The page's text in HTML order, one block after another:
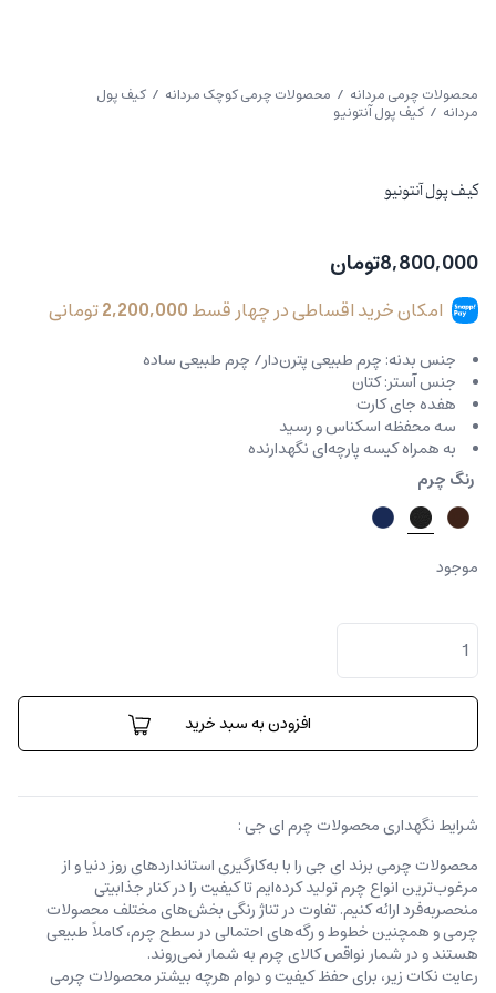
محصولات چرمی مردانه / محصولات چرمی کوچک مردانه / کیف پول
مردانه / کیف پول آنتونیو
کیف پول آنتونیو
8,800,000تومان
امکان خرید اقساطی در چهار قسط2,200,000تومانی
جنس بدنه: چرم طبیعی پترن‌دار/ چرم طبیعی ساده
جنس آستر: کتان
هفده جای کارت
سه محفظه اسکناس و رسید
به همراه کیسه پارچه‌ای نگهدارنده
رنگ چرم
موجود
کیف
پول
آنتونیو
عدد
افزودن به سبد خرید
شرایط نگهداری محصولات چرم ای جی :
محصولات چرمی برند ای جی را با به‌کارگیری استانداردهای روز دنیا و از
مرغوب‌ترین انواع چرم تولید کرده‌ایم تا کیفیت را در کنار جذابیتی
منحصربه‌فرد ارائه کنیم. تفاوت در تناژ رنگی بخش‌های مختلف محصولات
چرمی و همچنین خطوط و رگه‌‌های احتمالی در سطح چرم، کاملاً طبیعی
هستند و در شمار نواقص کالای چرم به شمار نمی‌روند.
رعایت نکات زیر، برای حفظ کیفیت و دوام هرچه بیشتر محصولات چرمی